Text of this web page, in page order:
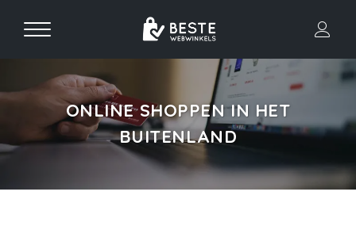
ONLINE SHOPPEN IN HET
BUITENLAND